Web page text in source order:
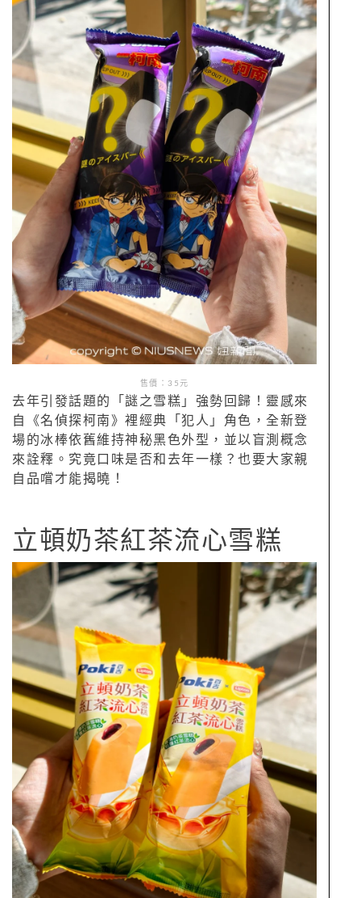
售價：35元
去年引發話題的「謎之雪糕」強勢回歸！靈感來
自《名偵探柯南》裡經典「犯人」角色，全新登
場的冰棒依舊維持神秘黑色外型，並以盲測概念
來詮釋。究竟口味是否和去年一樣？也要大家親
自品嚐才能揭曉！
立頓奶茶紅茶流心雪糕